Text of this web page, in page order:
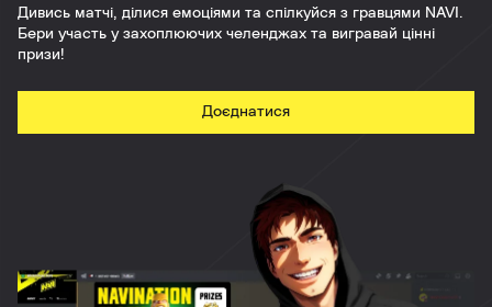
Дивись матчі, ділися емоціями та спілкуйся з гравцями NAVI.
Бери участь у захоплюючих челенджах та вигравай цінні
призи!
Доєднатися